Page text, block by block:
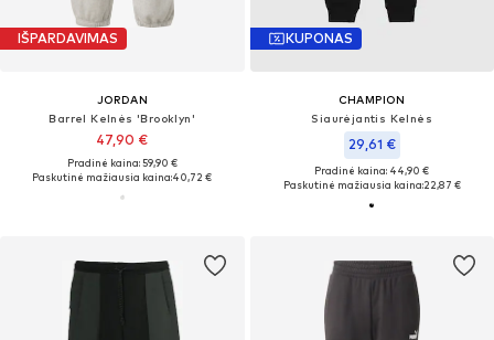
IŠPARDAVIMAS
JORDAN
Barrel Kelnės 'Brooklyn'
47,90 €
Pradinė kaina: 59,90 €
Paskutinė mažiausia kaina:40,72 €
KUPONAS
CHAMPION
Siaurėjantis Kelnės
29,61 €
Pradinė kaina: 44,90 €
Paskutinė mažiausia kaina:22,87 €